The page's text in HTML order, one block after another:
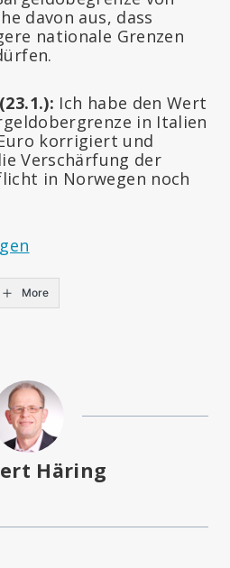
davon aus, dass
nationale Grenzen
Ich habe den Wert
in Italien
korrigiert und
Verschärfung der
in Norwegen noch
More
Häring